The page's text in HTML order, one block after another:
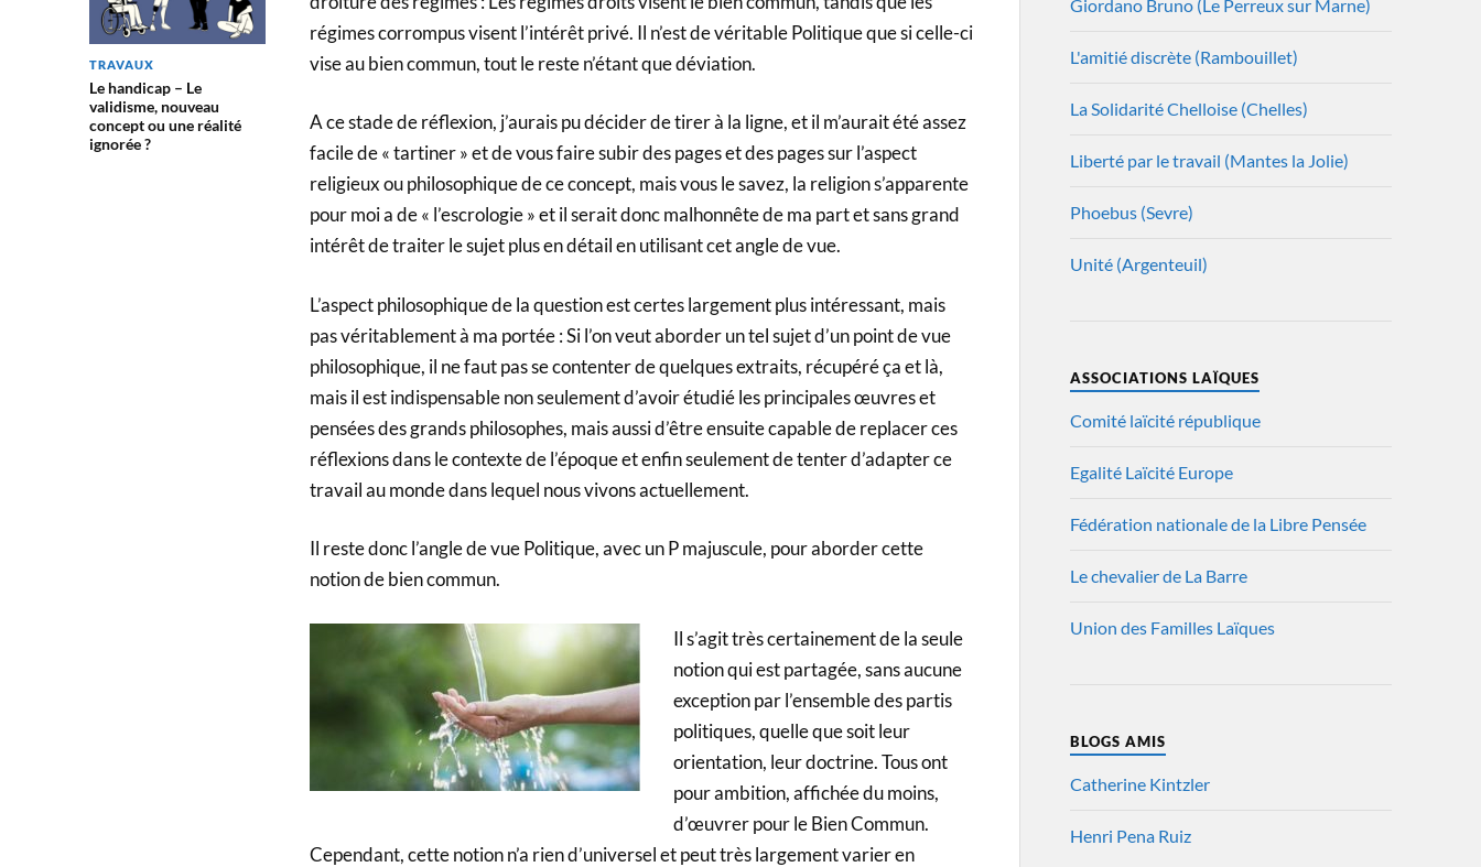
TRAVAUX
Le handicap – Le
validisme, nouveau
concept ou une réalité
ignorée ?
régimes corrompus visent l’intérêt privé. Il n’est de véritable Politique que si celle-ci
vise au bien commun, tout le reste n’étant que déviation.
A ce stade de réflexion, j’aurais pu décider de tirer à la ligne, et il m’aurait été assez
facile de « tartiner » et de vous faire subir des pages et des pages sur l’aspect
religieux ou philosophique de ce concept, mais vous le savez, la religion s’apparente
pour moi a de « l’escrologie » et il serait donc malhonnête de ma part et sans grand
intérêt de traiter le sujet plus en détail en utilisant cet angle de vue.
L’aspect philosophique de la question est certes largement plus intéressant, mais
pas véritablement à ma portée : Si l’on veut aborder un tel sujet d’un point de vue
philosophique, il ne faut pas se contenter de quelques extraits, récupéré ça et là,
mais il est indispensable non seulement d’avoir étudié les principales œuvres et
pensées des grands philosophes, mais aussi d’être ensuite capable de replacer ces
réflexions dans le contexte de l’époque et enfin seulement de tenter d’adapter ce
travail au monde dans lequel nous vivons actuellement.
Il reste donc l’angle de vue Politique, avec un P majuscule, pour aborder cette
notion de bien commun.
Il s’agit très certainement de la seule
notion qui est partagée, sans aucune
exception par l’ensemble des partis
politiques, quelle que soit leur
orientation, leur doctrine. Tous ont
pour ambition, affichée du moins,
d’œuvrer pour le Bien Commun.
Cependant, cette notion n’a rien d’universel et peut très largement varier en
Giordano Bruno (Le Perreux sur Marne)
L'amitié discrète (Rambouillet)
La Solidarité Chelloise (Chelles)
Liberté par le travail (Mantes la Jolie)
Phoebus (Sevre)
Unité (Argenteuil)
ASSOCIATIONS LAÏQUES
Comité laïcité république
Egalité Laïcité Europe
Fédération nationale de la Libre Pensée
Le chevalier de La Barre
Union des Familles Laïques
BLOGS AMIS
Catherine Kintzler
Henri Pena Ruiz